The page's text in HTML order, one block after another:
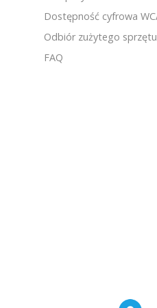
Dostępność cyfrowa
Odbiór zużytego sprzętu
FAQ